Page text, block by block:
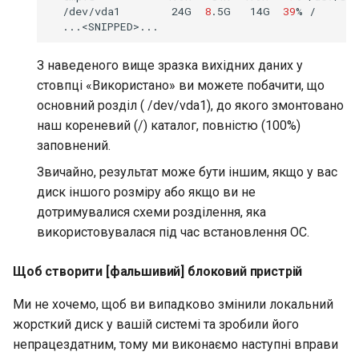
/dev/vda1
24G 8.5G 14G 39%
З наведеного вище зразка вихідних даних у
стовпці «Використано» ви можете побачити, що
основний розділ ( /dev/vda1), до якого змонтовано
наш кореневий (/) каталог, повністю (100%)
заповнений.
Звичайно, результат може бути іншим, якщо у вас
диск іншого розміру або якщо ви не
дотримувалися схеми розділення, яка
використовувалася під час встановлення ОС.
Щоб створити [фальшивий] блоковий пристрій
Ми не хочемо, щоб ви випадково змінили локальний
жорсткий диск у вашій системі та зробили його
непрацездатним, тому ми виконаємо наступні вправи